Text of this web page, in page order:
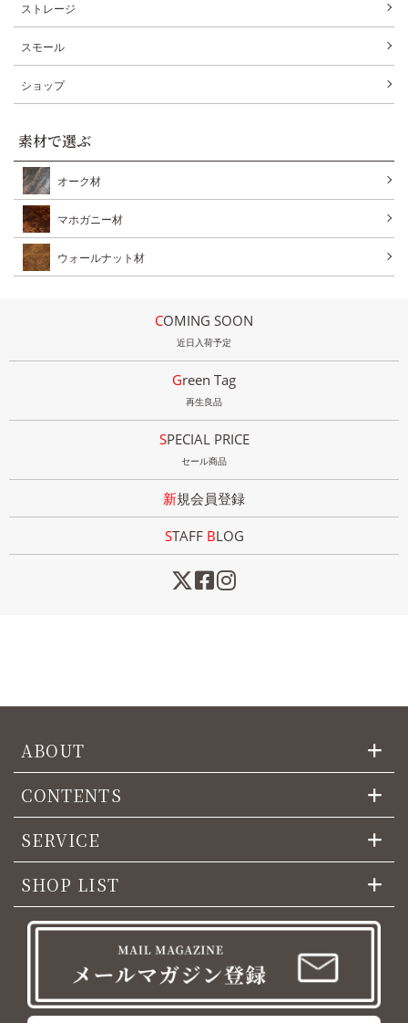
ストレージ
スモール
ショップ
素材で選ぶ
オーク材
マホガニー材
ウォールナット材
COMING SOON
近日入荷予定
Green Tag
再生良品
SPECIAL PRICE
セール商品
新規会員登録
STAFF BLOG
ABOUT
CONTENTS
SERVICE
SHOP LIST